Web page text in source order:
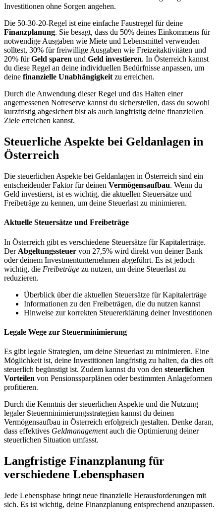
Investitionen ohne Sorgen angehen.
Die 50-30-20-Regel ist eine einfache Faustregel für deine
Finanzplanung. Sie besagt, dass du 50% deines Einkommens für
notwendige Ausgaben wie Miete und Lebensmittel verwenden
solltest, 30% für freiwillige Ausgaben wie Freizeitaktivitäten und
20% fürGeld sparen und Geld investieren. In Österreich kannst
du diese Regel an deine individuellen Bedürfnisse anpassen, um
deine finanzielle Unabhängigkeit zu erreichen.
Durch die Anwendung dieser Regel und das Halten einer
angemessenen Notreserve kannst du sicherstellen, dass du sowohl
kurzfristig abgesichert bist als auch langfristig deine finanziellen
Ziele erreichen kannst.
Steuerliche Aspekte bei Geldanlagen in
Österreich
Die steuerlichen Aspekte bei Geldanlagen in Österreich sind ein
entscheidender Faktor für deinen Vermögensaufbau. Wenn du
Geld investierst, ist es wichtig, die aktuellen Steuersätze und
Freibeträge zu kennen, um deine Steuerlast zu minimieren.
Aktuelle Steuersätze und Freibeträge
In Österreich gibt es verschiedene Steuersätze für Kapitalerträge.
Der Abgeltungssteuer von 27,5% wird direkt von deiner Bank
oder deinem Investmentunternehmen abgeführt. Es ist jedoch
wichtig, die Freibeträge zu nutzen, um deine Steuerlast zu
reduzieren.
Überblick über die aktuellen Steuersätze für Kapitalerträge
Informationen zu den Freibeträgen, die du nutzen kannst
Hinweise zur korrekten Steuererklärung deiner Investitionen
Legale Wege zur Steuerminimierung
Es gibt legale Strategien, um deine Steuerlast zu minimieren. Eine
Möglichkeit ist, deine Investitionen langfristig zu halten, da dies oft
steuerlich begünstigt ist. Zudem kannst du von den steuerlichen
Vorteilen von Pensionssparplänen oder bestimmten Anlageformen
profitieren.
Durch die Kenntnis der steuerlichen Aspekte und die Nutzung
legaler Steuerminimierungsstrategien kannst du deinen
Vermögensaufbau in Österreich erfolgreich gestalten. Denke daran,
dass effektives Geldmanagementauch die Optimierung deiner
steuerlichen Situation umfasst.
Langfristige Finanzplanung für
verschiedene Lebensphasen
Jede Lebensphase bringt neue finanzielle Herausforderungen mit
sich. Es ist wichtig, deine Finanzplanung entsprechend anzupassen.